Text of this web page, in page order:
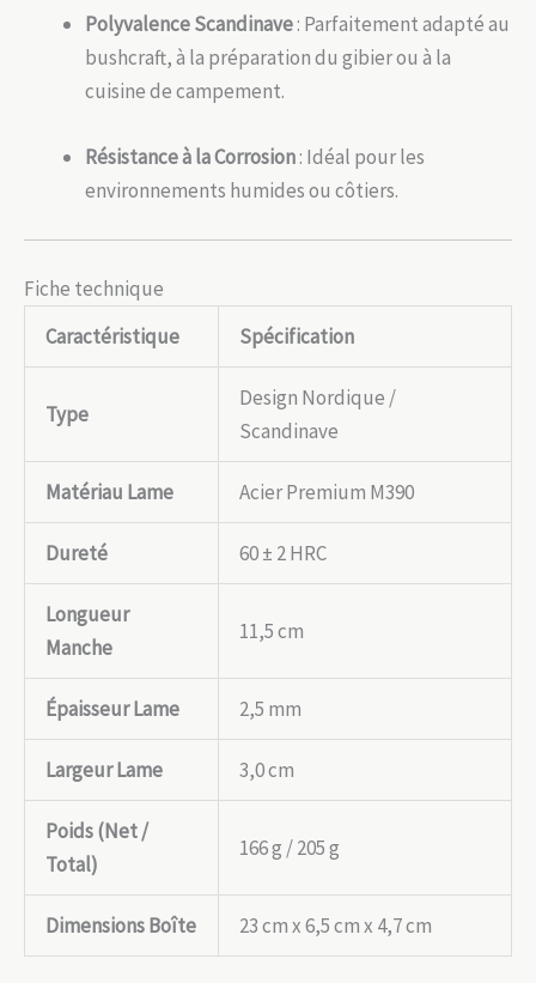
Polyvalence Scandinave: Parfaitement adapté au
bushcraft, à la préparation du gibier ou à la
cuisine de campement.
Résistance à la Corrosion: Idéal pour les
environnements humides ou côtiers.
Fiche technique
Caractéristique
Spécification
Type
Design Nordique /
Scandinave
Matériau Lame Acier Premium M390
Dureté 60 ± 2 HRC
Longueur
Manche
11,5 cm
Épaisseur Lame 2,5 mm
Largeur Lame 3,0 cm
Poids (Net /
Total)
166 g / 205 g
Dimensions Boîte 23 cm x 6,5 cm x 4,7 cm